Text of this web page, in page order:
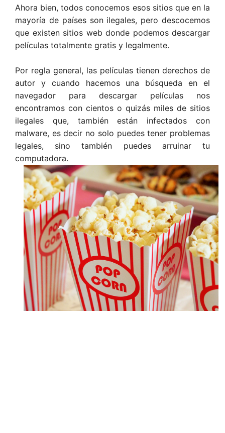
Ahora bien, todos conocemos esos sitios que en la
mayoría de países son ilegales, pero descocemos
que existen sitios web donde podemos descargar
películas totalmente gratis y legalmente.
Por regla general, las películas tienen derechos de
autor y cuando hacemos una búsqueda en el
navegador para descargar películas nos
encontramos con cientos o quizás miles de sitios
ilegales que, también están infectados con
malware, es decir no solo puedes tener problemas
legales, sino también puedes arruinar tu
computadora.